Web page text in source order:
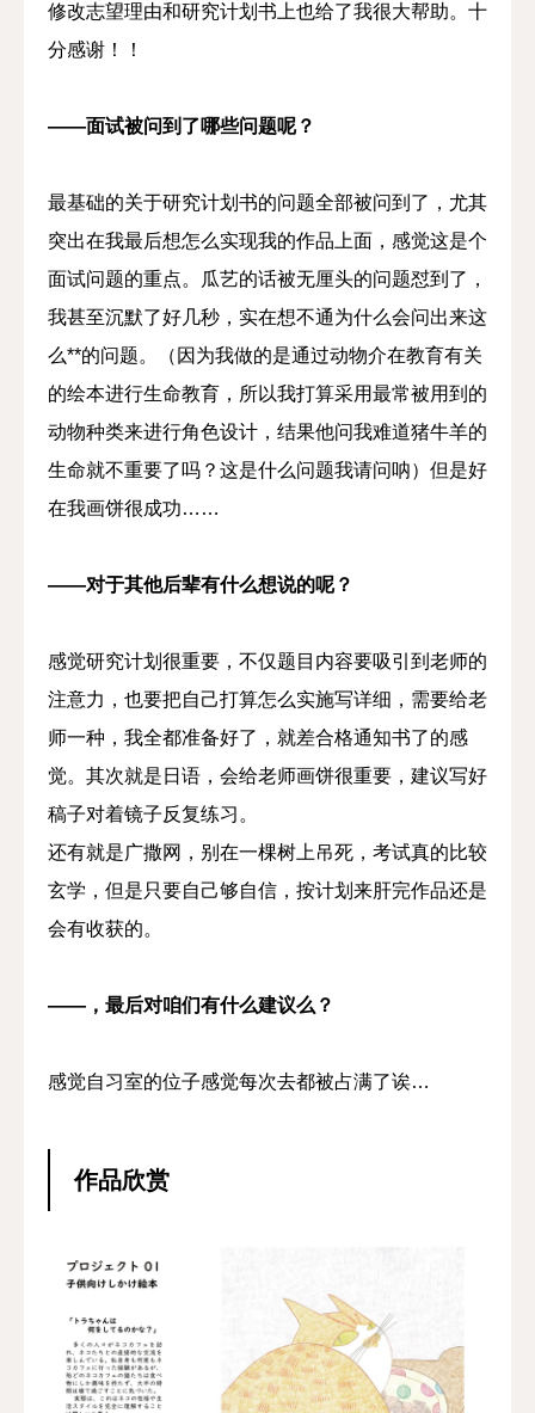
修改志望理由和研究计划书上也给了我很大帮助。十
分感谢！！
——面试被问到了哪些问题呢？
最基础的关于研究计划书的问题全部被问到了，尤其
突出在我最后想怎么实现我的作品上面，感觉这是个
面试问题的重点。瓜艺的话被无厘头的问题怼到了，
我甚至沉默了好几秒，实在想不通为什么会问出来这
么**的问题。（因为我做的是通过动物介在教育有关
的绘本进行生命教育，所以我打算采用最常被用到的
动物种类来进行角色设计，结果他问我难道猪牛羊的
生命就不重要了吗？这是什么问题我请问呐）但是好
在我画饼很成功……
——对于其他后辈有什么想说的呢？
感觉研究计划很重要，不仅题目内容要吸引到老师的
注意力，也要把自己打算怎么实施写详细，需要给老
师一种，我全都准备好了，就差合格通知书了的感
觉。其次就是日语，会给老师画饼很重要，建议写好
稿子对着镜子反复练习。
还有就是广撒网，别在一棵树上吊死，考试真的比较
玄学，但是只要自己够自信，按计划来肝完作品还是
会有收获的。
——，最后对咱们有什么建议么？
感觉自习室的位子感觉每次去都被占满了诶…
作品欣赏